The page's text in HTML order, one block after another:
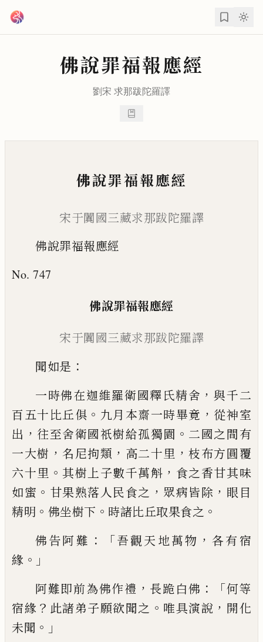
佛說罪福報應經
劉宋 求那跋陀羅譯
佛說罪福報應經
宋于闐國三藏求那跋陀羅譯
佛說罪福報應經
No. 747
佛說罪福報應經
宋于闐國三藏求那跋陀羅譯
聞如是 ：
一時佛在迦維羅衛國釋氏精舍 ，與千二
百五十比丘俱 。 九月本齋一時畢竟 ， 從神室
出 ， 往至舍衛國祇樹給孤獨園 。 二國之間有
一大樹 ，名尼拘類 ， 高二十里 ，枝布方圓覆
六十里 。其樹上子數千萬斛 ， 食之香甘其味
如蜜 。 甘果熟落人民食之 ， 眾病皆除 ， 眼目
精明 。 佛坐樹下 。 時諸比丘取果食之 。
佛告阿難 ：「吾觀天地萬物 ，各有宿
緣 。」
阿難即前為佛作禮 ， 長跪白佛 ：「何等
宿緣 ？ 此諸弟子願欲聞之 。 唯具演說 ， 開化
未聞 。」